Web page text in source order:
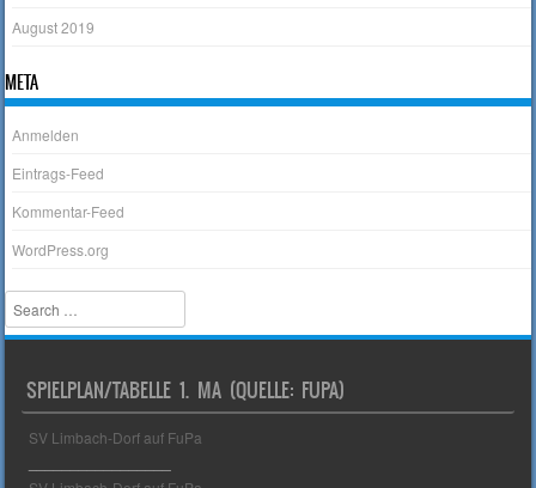
August 2019
META
Anmelden
Eintrags-Feed
Kommentar-Feed
WordPress.org
Search
SPIELPLAN/TABELLE 1. MA (QUELLE: FUPA)
SV Limbach-Dorf auf FuPa